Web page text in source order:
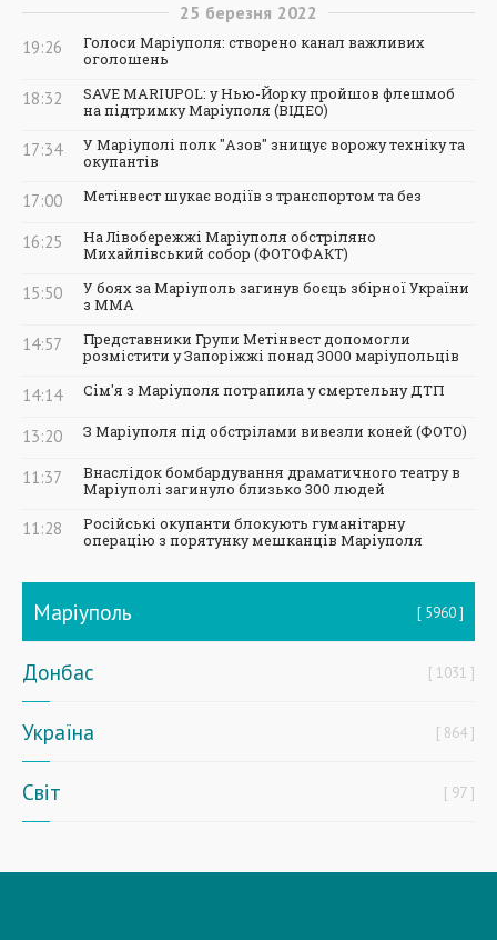
25 березня 2022
19:26
Голоси Маріуполя: створено канал важливих
оголошень
18:32
SAVE MARIUPOL: у Нью-Йорку пройшов флешмоб
на підтримку Маріуполя (ВІДЕО)
17:34
У Маріуполі полк "Азов" знищує ворожу техніку та
окупантів
17:00 Метінвест шукає водіїв з транспортом та без
16:25
На Лівобережжі Маріуполя обстріляно
Михайлівський собор (ФОТОФАКТ)
15:50
У боях за Маріуполь загинув боєць збірної України
з ММА
14:57
Представники Групи Метінвест допомогли
розмістити у Запоріжжі понад 3000 маріупольців
14:14 Сім'я з Маріуполя потрапила у смертельну ДТП
13:20 З Маріуполя під обстрілами вивезли коней (ФОТО)
11:37
Внаслідок бомбардування драматичного театру в
Маріуполі загинуло близько 300 людей
11:28
Російські окупанти блокують гуманітарну
операцію з порятунку мешканців Маріуполя
Маріуполь 5960
Донбас 1031
Україна 864
Світ 97